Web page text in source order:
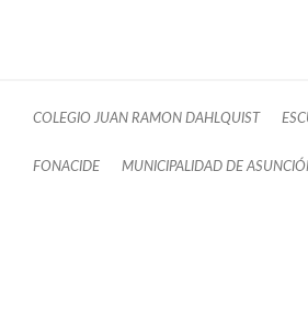
COLEGIO JUAN RAMON DAHLQUIST
FONACIDE MUNICIPALIDAD DE